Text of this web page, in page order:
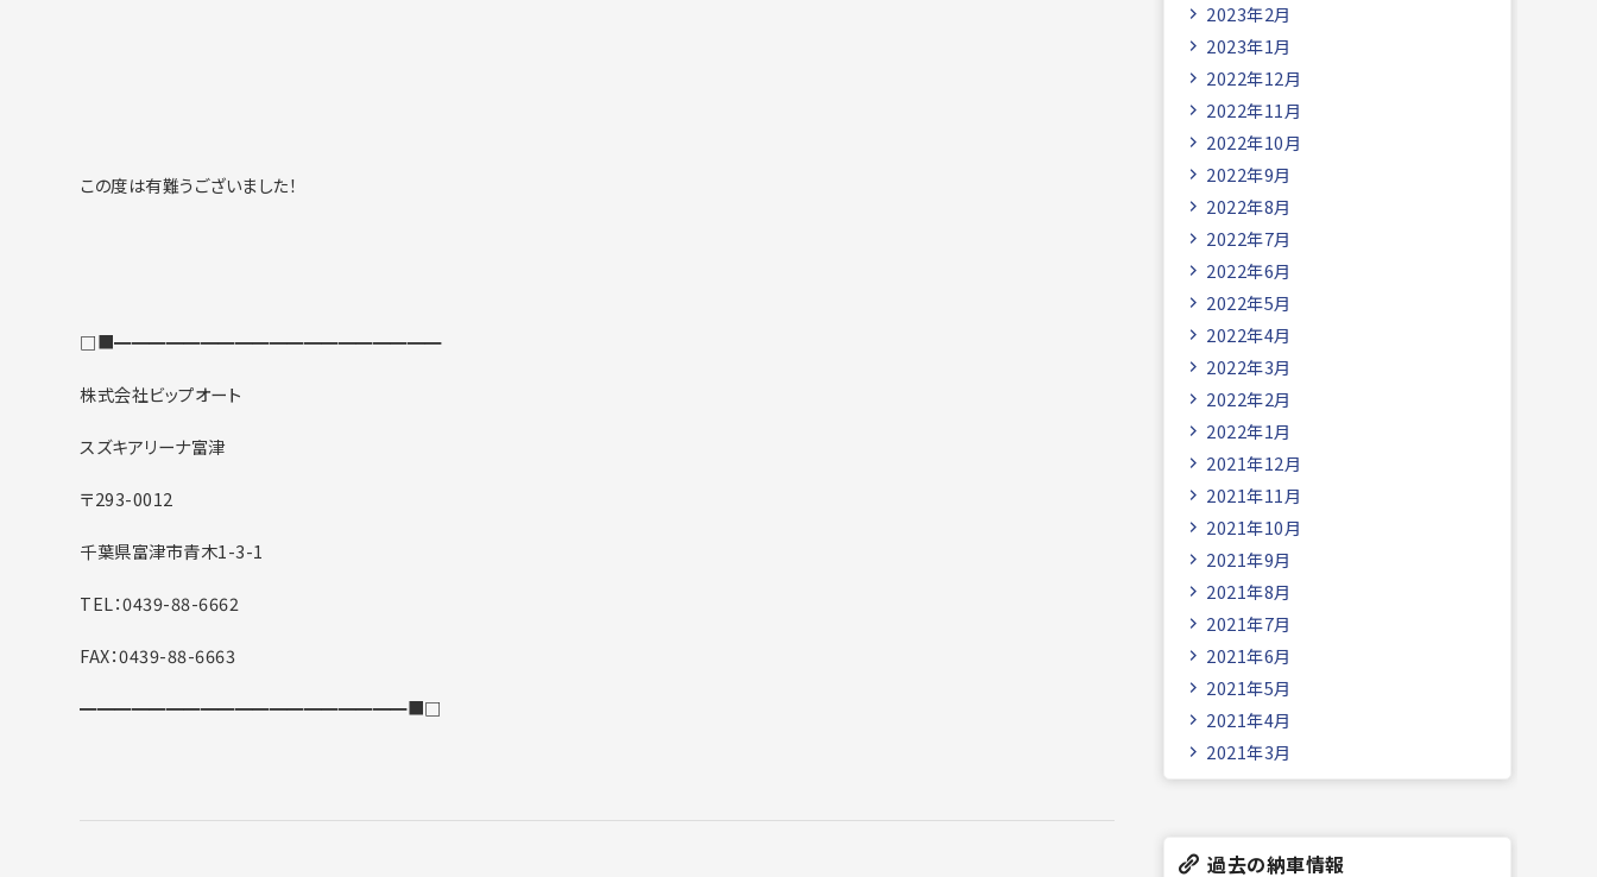
この度は有難うございました！
□■━━━━━━━━━━━━━━━━━━━
株式会社ビップオート
スズキアリーナ富津
〒293-0012
千葉県富津市青木1-3-1
TEL：0439-88-6662
FAX：0439-88-6663
━━━━━━━━━━━━━━━━━━━■□
2023年2月
2023年1月
2022年12月
2022年11月
2022年10月
2022年9月
2022年8月
2022年7月
2022年6月
2022年5月
2022年4月
2022年3月
2022年2月
2022年1月
2021年12月
2021年11月
2021年10月
2021年9月
2021年8月
2021年7月
2021年6月
2021年5月
2021年4月
2021年3月
過去の納車情報